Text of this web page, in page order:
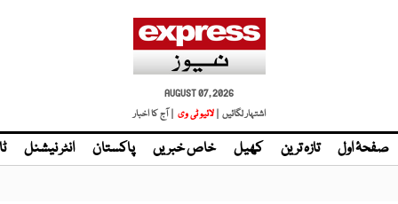
AUGUST 07, 2026
اشتہار لگائیں | لائیو ٹی وی | آج کا اخبار
صفحۂ اول تازہ ترین کھیل خاص خبریں پاکستان انٹر نیشنل